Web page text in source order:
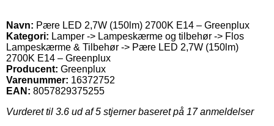
Navn: Pære LED 2,7W (150lm) 2700K E14 – Greenplux
Kategori: Lamper -> Lampeskærme og tilbehør -> Flos
Lampeskærme & Tilbehør -> Pære LED 2,7W (150lm)
2700K E14 – Greenplux
Producent: Greenplux
Varenummer: 16372752
EAN: 8057829375255
Vurderet til 3.6 ud af 5 stjerner baseret på 17anmeldelser